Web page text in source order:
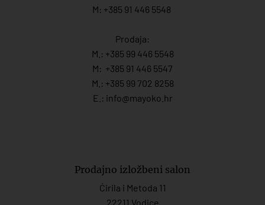
M: +385 91 446 5548
Prodaja:
M.: +385 99 446 5548
M: +385 91 446 5547
M.: +385 99 702 8258
E.: info@mayoko. hr
Prodajno izložbeni salon
Ćirila i Metoda 11
22211 Vodice